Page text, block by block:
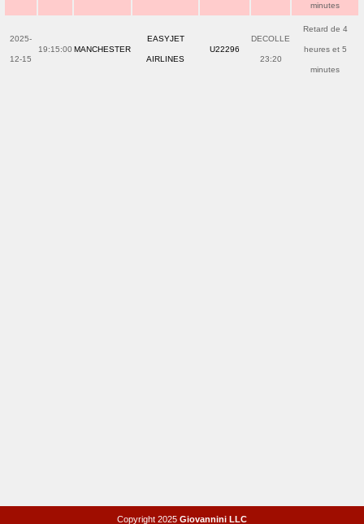
minutes
2025-
12-15
19:15:00 MANCHESTER
EASYJET
AIRLINES
U22296
DECOLLE
23:20
Retard de 4
heures et 5
minutes
Copyright 2025 Giovannini LLC